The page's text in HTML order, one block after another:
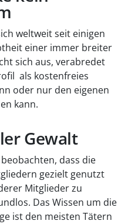
weltweit seit einigen
einer immer breiter
sich aus, verabredet
als kostenfreies
oder nur den eigenen
kann.
Gewalt
dass die
gezielt genutzt
Mitglieder zu
Das Wissen um die
ist den meisten Tätern